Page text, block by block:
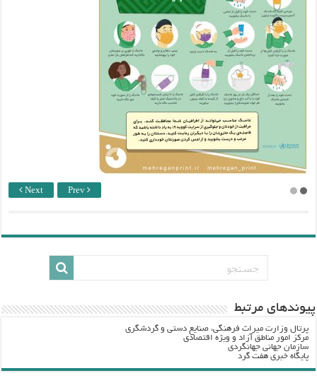
Next Prev
پيوندهاي مرتبط
پرتال وزارت ميراث فرهنگي، صنایع دستی و گردشگري
مرکز امور مناطق آزاد و ویژه اقتصادی
سازمان جهانی جهانگردی
پایگاه خبری هفت گرد